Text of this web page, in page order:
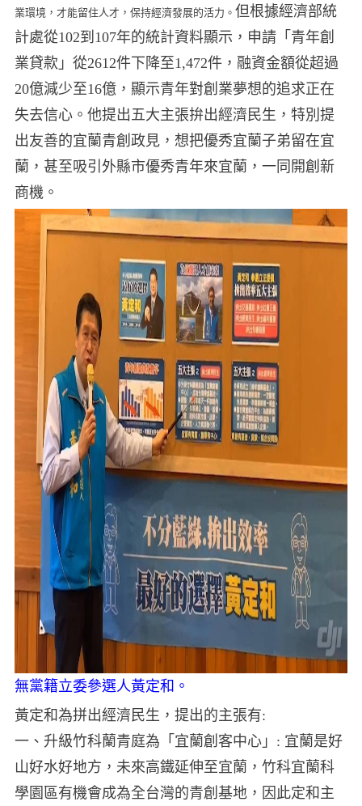
業環境，才能留住人才，保持經濟發展的活力。 但根據經濟部統
計處從102到107年的統計資料顯示，申請「青年創
業貸款」從2612件下降至1,472件，融資金額從超過
20億減少至16億，顯示青年對創業夢想的追求正在
失去信心。 他提出五大主張拚出經濟民生，特別提
出友善的宜蘭青創政見，想把優秀宜蘭子弟留在宜
蘭，甚至吸引外縣市優秀青年來宜蘭，一同開創新
商機。
無黨籍立委參選人黃定和。
黃定和為拼出經濟民生，提出的主張有:
一、升級竹科蘭青庭為「宜蘭創客中心」: 宜蘭是好
山好水好地方，未來高鐵延伸至宜蘭，竹科宜蘭科
學園區有機會成為全台灣的青創基地，因此定和主